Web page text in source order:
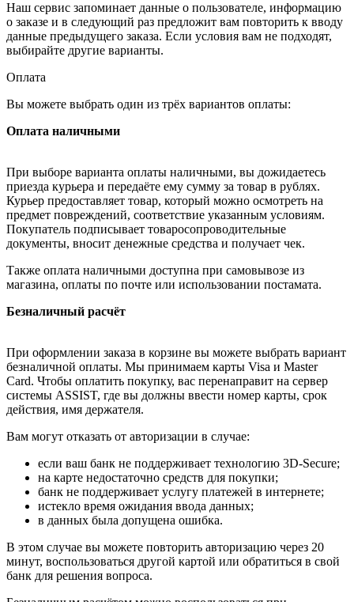
Наш сервис запоминает данные о пользователе, информацию
о заказе и в следующий раз предложит вам повторить к вводу
данные предыдущего заказа. Если условия вам не подходят,
выбирайте другие варианты.
Оплата
Вы можете выбрать один из трёх вариантов оплаты:
Оплата наличными
При выборе варианта оплаты наличными, вы дожидаетесь
приезда курьера и передаёте ему сумму за товар в рублях.
Курьер предоставляет товар, который можно осмотреть на
предмет повреждений, соответствие указанным условиям.
Покупатель подписывает товаросопроводительные
документы, вносит денежные средства и получает чек.
Также оплата наличными доступна при самовывозе из
магазина, оплаты по почте или использовании постамата.
Безналичный расчёт
При оформлении заказа в корзине вы можете выбрать вариант
безналичной оплаты. Мы принимаем карты Visa и Master
Card. Чтобы оплатить покупку, вас перенаправит на сервер
системы ASSIST, где вы должны ввести номер карты, срок
действия, имя держателя.
Вам могут отказать от авторизации в случае:
если ваш банк не поддерживает технологию 3D-Secure;
на карте недостаточно средств для покупки;
банк не поддерживает услугу платежей в интернете;
истекло время ожидания ввода данных;
в данных была допущена ошибка.
В этом случае вы можете повторить авторизацию через 20
минут, воспользоваться другой картой или обратиться в свой
банк для решения вопроса.